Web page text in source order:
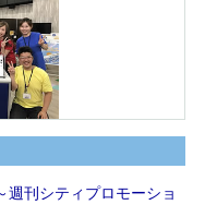
週刊シティプロモーショ